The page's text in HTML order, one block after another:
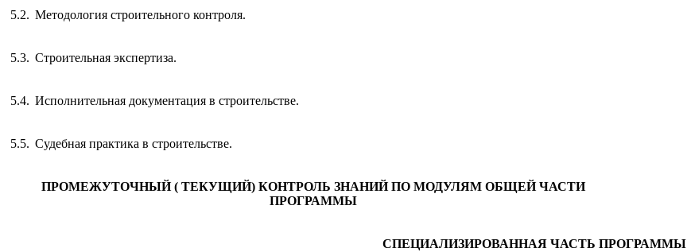
5.2. Методология строительного контроля.
5.3. Строительная экспертиза.
5.4. Исполнительная документация в строительстве.
5.5. Судебная практика в строительстве.
ПРОМЕЖУТОЧНЫЙ ( ТЕКУЩИЙ) КОНТРОЛЬ ЗНАНИЙ ПО МОДУЛЯМ ОБЩЕЙ ЧАСТИ
ПРОГРАММЫ
СПЕЦИАЛИЗИРОВАННАЯ ЧАСТЬ ПРОГРАММЫ